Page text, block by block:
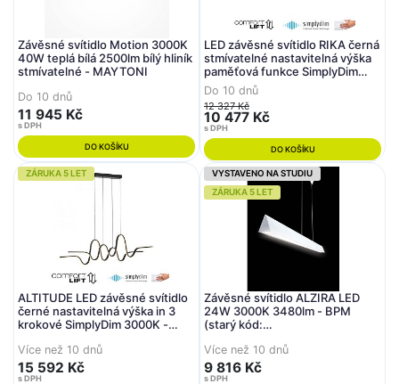
Závěsné svítidlo Motion 3000K
40W teplá bílá 2500lm bílý hliník
stmívatelné - MAYTONI
Do 10 dnů
11 945 Kč
s DPH
DO KOŠÍKU
LED závěsné svítidlo RIKA černá
stmívatelné nastavitelná výška
paměťová funkce SimplyDim
3000K - PAUL NEUHAUS
Do 10 dnů
12 327 Kč
10 477 Kč
s DPH
DO KOŠÍKU
ZÁRUKA 5 LET
ALTITUDE LED závěsné svítidlo
černé nastavitelná výška in 3
krokové SimplyDim 3000K -
Více než 10 dnů
15 592 Kč
s DPH
VYSTAVENO NA STUDIU
ZÁRUKA 5 LET
Závěsné svítidlo ALZIRA LED
24W 3000K 3480lm - BPM
(starý kód:
Více než 10 dnů
9 816 Kč
s DPH